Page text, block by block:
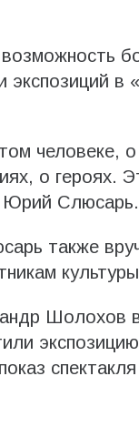
экспозиций в
человеке,
о героях.
Юрий Слюсарь.
также
Шолохов